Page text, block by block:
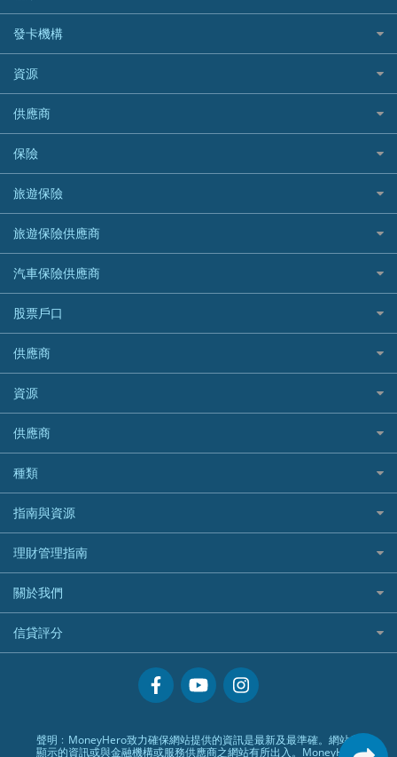
銀行貸款
財務公司貸款
免入息貸款
免TU貸款
急借錢
緊急貸款比較
最佳小額貸款比較
易批必批貸款
24小時貸款
最佳循環貸款
CCB(Asia) 中國建設銀行 (亞洲)
Citibank 花旗銀行
CNCBI 信銀國際
CreFIT 維信
DBS 星展銀行
DSB 大新銀行
HSBC 滙豐銀行貸款
K Cash 貸款
Mox 銀行
National Resources 中潤物業按揭
OCBC 華僑銀行
PrimeCredit 安信信貸
Promise 邦民日本財務
Rabbit Credit月兔信貸
Standard Chartered 渣打銀行
UA 亞洲聯合財務
WeLab Bank
WeLend 貸款
如何管理個人貸款
個人貸款有用資訊
清卡數貸款教學
循環貸款教學
個人化貸款產品推介 🔥全新
債務重組一覽
供樓利息扣稅
最佳貸款app
網購優惠
精選外幣網購信用卡
尊尚信用卡
公司信用卡
電子錢包信用卡
日本遊信用卡攻略
韓國遊信用卡攻略
台灣遊信用卡攻略
機場貴賓室信用卡
銀聯信用卡
高獎賞信用卡推薦
酒店信用卡
發卡機構
Citibank花旗銀行
AE美國運通
DBS星展銀行
HSBC滙豐銀行
Mox
信銀國際
大新銀行
恒生銀行
Standard Chartered渣打銀行
東亞銀行
SIM
Airwallex信用卡
資源
Black Friday優惠
淘寶付款方式
一田購物優惠日
SOGO感謝祭
HKTVmall優惠碼
交稅優惠
酒店優惠碼
機票優惠碼
供應商
八達通自動增值信用卡
保險
旅遊保險
汽車保險
家居保險
家傭保險
寵物保險
定期人壽保險
危疾保險
年金資訊
樓宇火險
旅遊保險
日本旅遊保險及資訊
泰國旅遊保險及資訊
台灣旅遊保險及資訊
韓國旅遊保險及資訊
歐洲旅遊保險及資訊
越南旅遊保險及資訊
澳洲旅遊保險及資訊
長者嘆世界
家庭親子遊
自駕遊比較
相機有得保
專為孕婦設計的最佳旅遊保險
最佳滑雪旅遊保險
最適合BB的旅遊保險
旅遊保險供應商
AXA 安盛
AIG 美亞
Allianz 安聯
Allied World 世聯
Avo
中國銀行
Bolttech 保特
Blue Cross 藍十字
中國平安
HSBC滙豐銀行
MSIG 三井住友
Prudential 保誠
QBE 昆士蘭
Starr
汽車保險供應商
大新汽車保險
中銀汽車保險
Allianz安聯汽車保險
bolttech保障汽車保險
Zurich蘇黎世汽車保險
QBE昆士蘭汽車保險
平安汽車保險
股票戶口
富途證券
IB盈透證券
老虎證券
uSMART 盈立證券
華盛証券
長橋證券
WeBull微牛證券
漲樂全球通｜華泰國際
OSL
供應商
富途牛牛好唔好？
Webull微牛證券好唔好？
Longbridge長橋證券好唔好？
老虎證券好唔好？
華盛証券好唔好？
漲樂全球通好唔好？
IB盈透證券好唔好？
盈立證券 uSMART 好唔好？
Stashaway好唔好？
資源
股票戶口開戶
證券行邊間好？
港股5隻高息ETF精選
什麼是ETF？
香港30大高息股排行
黃金ETF懶人包
最值得注意的比特幣ETF
選股策略：五步調查攻略
供應商
銀行戶口比較
尊尚銀行戶口
Citi Plus
中信銀行inMotion
Airwallex銀行
種類
定期存款
港元定存
人民幣定存
美元定存
英鎊定存
澳元定存
指南與資源
理財資訊
識慳識賺
債務管理
投資理財
置業安居
理財管理指南
常用相關詞彙
MoneyHero電子報
所有合作銀行或機構
關於我們
服務承諾
網上支援
常見問題
信貸評分
聲明﹕MoneyHero致力確保網站提供的資訊是最新及最準確。網站所
顯示的資訊或與金融機構或服務供應商之網站有所出入。MoneyHero